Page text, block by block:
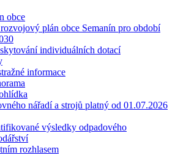
obce
plán obce Semanín pro období
individuálních dotací
informace
nářadí a strojů platný od 01.07.2026
výsledky odpadového
rozhlasem